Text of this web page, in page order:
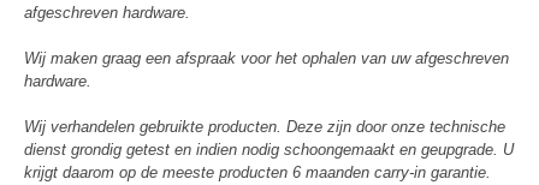
afgeschreven hardware.
Wij maken graag een afspraak voor het ophalen van uw afgeschreven
hardware.
Wij verhandelen gebruikte producten. Deze zijn door onze technische
dienst grondig getest en indien nodig schoongemaakt en geupgrade. U
krijgt daarom op de meeste producten 6 maanden carry-in garantie.